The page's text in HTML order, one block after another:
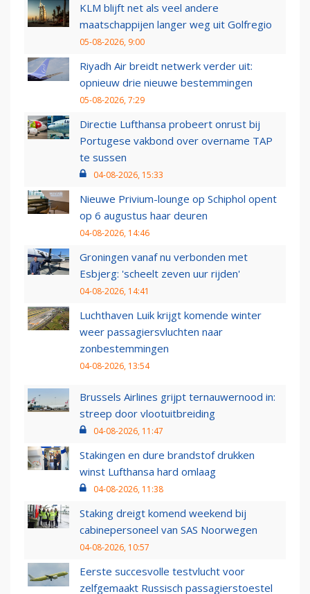
KLM blijft net als veel andere
maatschappijen langer weg uit Golfregio
05-08-2026, 9:00
Riyadh Air breidt netwerk verder uit:
opnieuw drie nieuwe bestemmingen
05-08-2026, 7:29
Directie Lufthansa probeert onrust bij
Portugese vakbond over overname TAP
te sussen
04-08-2026, 15:33
Nieuwe Privium-lounge op Schiphol opent
op 6 augustus haar deuren
04-08-2026, 14:46
Groningen vanaf nu verbonden met
Esbjerg: 'scheelt zeven uur rijden'
04-08-2026, 14:41
Luchthaven Luik krijgt komende winter
weer passagiersvluchten naar
zonbestemmingen
04-08-2026, 13:54
Brussels Airlines grijpt ternauwernood in:
streep door vlootuitbreiding
04-08-2026, 11:47
Stakingen en dure brandstof drukken
winst Lufthansa hard omlaag
04-08-2026, 11:38
Staking dreigt komend weekend bij
cabinepersoneel van SAS Noorwegen
04-08-2026, 10:57
Eerste succesvolle testvlucht voor
zelfgemaakt Russisch passagierstoestel